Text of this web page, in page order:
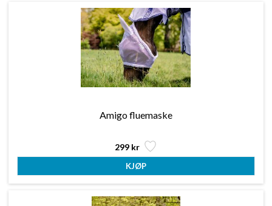
Amigo fluemaske
299 kr